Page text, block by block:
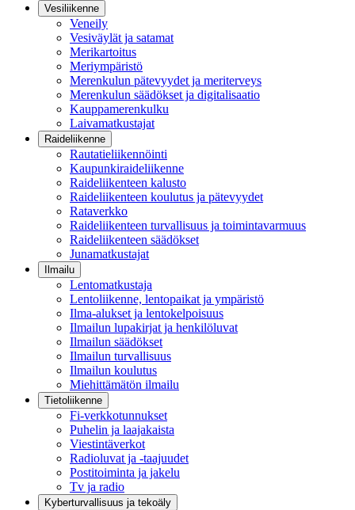
Vesiliikenne
Veneily
Vesiväylät ja satamat
Merikartoitus
Meriympäristö
Merenkulun pätevyydet ja meriterveys
Merenkulun säädökset ja digitalisaatio
Kauppamerenkulku
Laivamatkustajat
Raideliikenne
Rautatieliikennöinti
Kaupunkiraideliikenne
Raideliikenteen kalusto
Raideliikenteen koulutus ja pätevyydet
Rataverkko
Raideliikenteen turvallisuus ja toimintavarmuus
Raideliikenteen säädökset
Junamatkustajat
Ilmailu
Lentomatkustaja
Lentoliikenne, lentopaikat ja ympäristö
Ilma-alukset ja lentokelpoisuus
Ilmailun lupakirjat ja henkilöluvat
Ilmailun säädökset
Ilmailun turvallisuus
Ilmailun koulutus
Miehittämätön ilmailu
Tietoliikenne
Fi-verkkotunnukset
Puhelin ja laajakaista
Viestintäverkot
Radioluvat ja -taajuudet
Postitoiminta ja jakelu
Tv ja radio
Kyberturvallisuus ja tekoäly